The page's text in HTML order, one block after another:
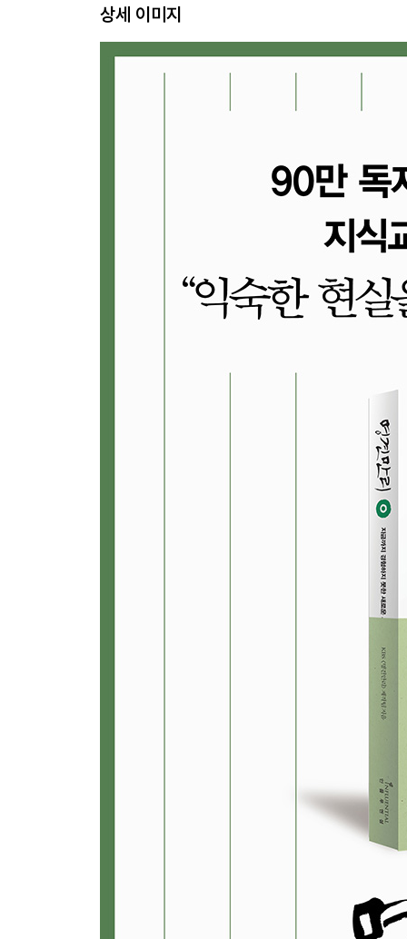
얻어가는 게 일상. 죽을 때까지 스스로의 힘으로
[3부＿직업(Job)]
자영업은 뭔가를 이뤄낸 사람들의 상징이었다. ‘
자영업자들은 어떠한가. 창업의 정신이 사라진
6장. 정답사회의 한계, ‘덕후’들이 바꾼다
수학은 못하는데 복잡한 컴퓨터 게임은 잘 만드
좋아하다가 세계 최고의 드론 회사를 만든 사
[4부＿탐구(Research)]
그 대학의 연구실에는 ‘교수님’이라는 호칭이
것이 단 하나를 보호하기 위한 것. 그것은 바로
세계 최대 인터넷 화상통신 스카이프, 해외 송
나라가 어떻게 4차 산업혁명을 이끄는 디지털 강
상세 이미지